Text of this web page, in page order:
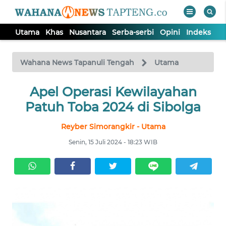
Utama Khas Nusantara Serba-serbi Opini Indeks
Wahana News Tapanuli Tengah Utama
Apel Operasi Kewilayahan
Patuh Toba 2024 di Sibolga
Reyber Simorangkir - Utama
Senin, 15 Juli 2024 - 18:23 WIB
TV
Tutup
UTAMA
SERBA-